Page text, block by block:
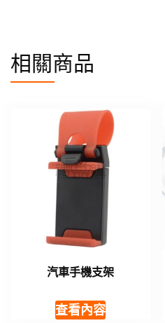
相關商品
汽車手機支架
查看內容